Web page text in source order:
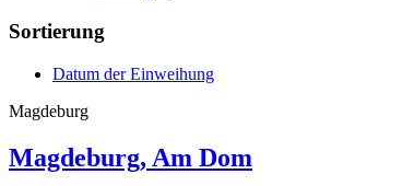
Sortierung
Datum der Einweihung
Magdeburg
Magdeburg, Am Dom